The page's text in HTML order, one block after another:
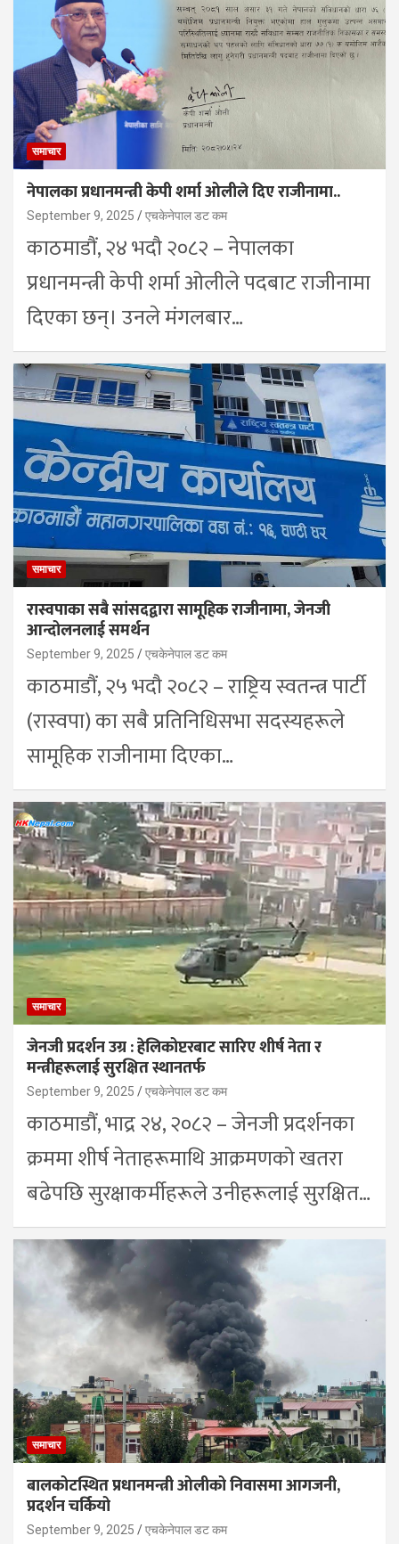
समाचार
नेपालका प्रधानमन्त्री केपी शर्मा ओलीले दिए राजीनामा..
September 9, 2025 एचकेनेपाल डट कम
काठमाडौं, २४ भदौ २०८२ – नेपालका
प्रधानमन्त्री केपी शर्मा ओलीले पदबाट राजीनामा
दिएका छन्। उनले मंगलबार…
समाचार
रास्वपाका सबै सांसदद्वारा सामूहिक राजीनामा, जेनजी
आन्दोलनलाई समर्थन
September 9, 2025 एचकेनेपाल डट कम
काठमाडौं, २५ भदौ २०८२ – राष्ट्रिय स्वतन्त्र पार्टी
(रास्वपा) का सबै प्रतिनिधिसभा सदस्यहरूले
सामूहिक राजीनामा दिएका…
समाचार
जेनजी प्रदर्शन उग्र : हेलिकोप्टरबाट सारिए शीर्ष नेता र
मन्त्रीहरूलाई सुरक्षित स्थानतर्फ
September 9, 2025 एचकेनेपाल डट कम
काठमाडौं, भाद्र २४, २०८२ – जेनजी प्रदर्शनका
क्रममा शीर्ष नेताहरूमाथि आक्रमणको खतरा
बढेपछि सुरक्षाकर्मीहरूले उनीहरूलाई सुरक्षित…
समाचार
बालकोटस्थित प्रधानमन्त्री ओलीको निवासमा आगजनी,
प्रदर्शन चर्कियो
September 9, 2025 एचकेनेपाल डट कम